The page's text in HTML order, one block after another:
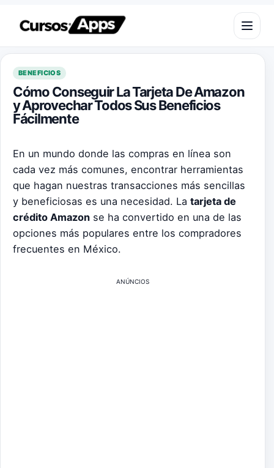
Saltar al contenido
Abrir
BENEFICIOS
Cómo Conseguir La Tarjeta De Amazon
y Aprovechar Todos Sus Beneficios
Fácilmente
En un mundo donde las compras en línea son
cada vez más comunes, encontrar herramientas
que hagan nuestras transacciones más sencillas
y beneficiosas es una necesidad. La tarjeta de
crédito Amazon se ha convertido en una de las
opciones más populares entre los compradores
frecuentes en México.
ANÚNCIOS